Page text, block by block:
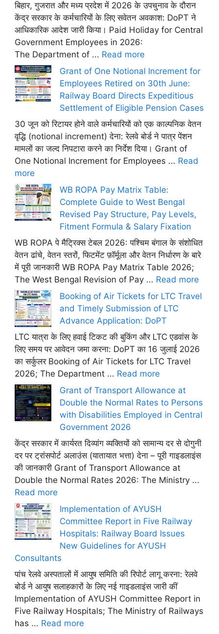
बिहार, गुजरात और मध्य प्रदेश में 2026 के उपचुनाव के दौरान
केंद्र सरकार के कर्मचारियों के लिए सवेतन अवकाश: DoPT ने
आधिकारिक आदेश जारी किया। Paid Holiday for Central
Government Employees in 2026:
The Department of ... Read more
Grant of One Notional Increment for
Employees Retired on 30th June:
Railway Board Directs Expeditious
Settlement of Eligible Pension Cases
30 जून को रिटायर होने वाले कर्मचारियों को एक काल्पनिक वेतन
वृद्धि (notional increment) देना: रेलवे बोर्ड ने पात्र पेंशन
मामलों का जल्द निपटारा करने का निर्देश दिया। Grant of
One Notional Increment for Employees ... Read
more
WB ROPA Pay Matrix Table:
Complete Guide to West Bengal
Revised Pay Structure, Pay Levels,
Fitment Formula & Salary Fixation
WB ROPA पे मैट्रिक्स टेबल 2026: पश्चिम बंगाल के संशोधित
वेतन ढांचे, वेतन स्तरों, फिटमेंट फ़ॉर्मूला और वेतन निर्धारण के बारे
में पूरी जानकारी WB ROPA Pay Matrix Table 2026;
The West Bengal Revision of Pay ... Read more
Booking of Air Tickets for LTC Travel
and Timely Submission of LTC
Advance Application: DoPT
LTC यात्रा के लिए हवाई टिकट की बुकिंग और LTC एडवांस के
लिए समय पर आवेदन जमा करना: DoPT का 16 जुलाई 2026
का सर्कुलर Booking of Air Tickets for LTC Travel
2026; The Department ... Read more
Grant of Transport Allowance at
Double the Normal Rates to Persons
with Disabilities Employed in Central
Government 2026
केंद्र सरकार में कार्यरत दिव्यांग व्यक्तियों को सामान्य दर से दोगुनी
दर पर ट्रांसपोर्ट अलाउंस (यातायात भत्ता) देना – पूरी गाइडलाइंस
की जानकारी Grant of Transport Allowance at
Double the Normal Rates 2026: The Ministry ...
Read more
Implementation of AYUSH
Committee Report in Five Railway
Hospitals: Railway Board Issues
New Guidelines for AYUSH
Consultants
पांच रेलवे अस्पतालों में आयुष समिति की रिपोर्ट लागू करना: रेलवे
बोर्ड ने आयुष सलाहकारों के लिए नई गाइडलाइंस जारी कीं
Implementation of AYUSH Committee Report in
Five Railway Hospitals; The Ministry of Railways
has ... Read more